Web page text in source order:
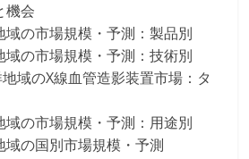
機会
域の市場規模・予測：製品別
域の市場規模・予測：技術別
域のX線血管造影装置市場：タ
域の市場規模・予測：用途別
域の国別市場規模・予測